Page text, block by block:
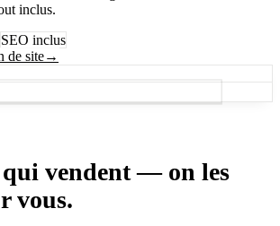
inclus.
SEO inclus
de site→
qui vendent — on les
vous.